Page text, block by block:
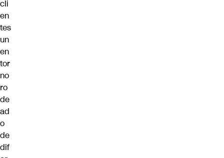
cli
en
tes
un
en
tor
no
ro
de
ad
o
de
dif